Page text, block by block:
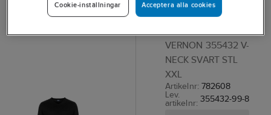
v-neck
VERNON 355432 V-
NECK SVART STL
XXL
Artikelnr: 782608
Lev.
artikelnr: 355432-99-8
Acceptera alla cookies
Cookie-inställningar